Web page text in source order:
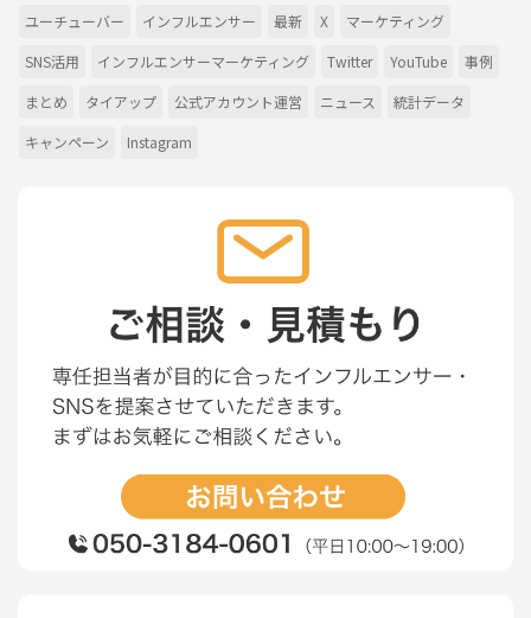
ユーチューバー
インフルエンサー 最新 X
マーケティング
SNS活用
インフルエンサーマーケティング Twitter YouTube
事例
まとめ
タイアップ 公式アカウント運営 ニュース
統計データ
キャンペーン
Instagram